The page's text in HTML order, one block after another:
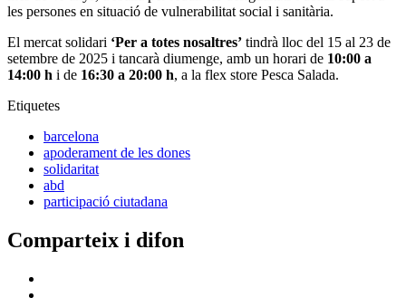
les persones en situació de vulnerabilitat social i sanitària.
El mercat solidari ‘Per a totes nosaltres’ tindrà lloc del 15 al 23 de
setembre de 2025 i tancarà diumenge, amb un horari de 10:00 a
14:00 h i de 16:30 a 20:00 h, a la flex store Pesca Salada.
Etiquetes
barcelona
apoderament de les dones
solidaritat
abd
participació ciutadana
Comparteix i difon